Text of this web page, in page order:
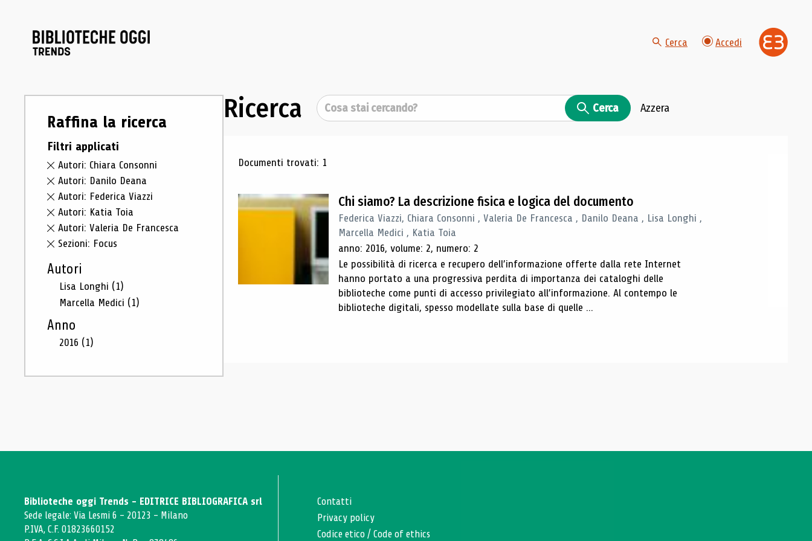
Cerca Accedi
Raffina la ricerca
Filtri applicati
Autori: Chiara Consonni
Autori: Danilo Deana
Autori: Federica Viazzi
Autori: Katia Toia
Autori: Valeria De Francesca
Sezioni: Focus
Autori
Lisa Longhi (1)
Marcella Medici (1)
Anno
2016 (1)
Ricerca Cerca Cerca Azzera
Risultati di ricerca
Documenti trovati: 1
Chi siamo? La descrizione fisica e logica del documento
Federica Viazzi, Chiara Consonni , Valeria De Francesca , Danilo Deana , Lisa Longhi ,
Marcella Medici , Katia Toia
anno: 2016, volume: 2, numero: 2
Le possibilità di ricerca e recupero dell’informazione offerte dalla rete Internet
hanno portato a una progressiva perdita di importanza dei cataloghi delle
biblioteche come punti di accesso privilegiato all’informazione. Al contempo le
biblioteche digitali, spesso modellate sulla base di quelle ...
Biblioteche oggi Trends - EDITRICE BIBLIOGRAFICA srl
Sede legale: Via Lesmi 6 - 20123 - Milano
P.IVA, C.F. 01823660152
Contatti
Privacy policy
Codice etico /Code of ethics